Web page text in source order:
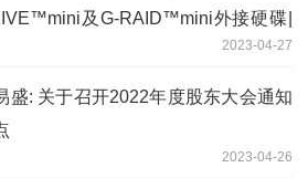
及G-RAID™mini外接硬碟|
2023-04-27
盛: 关于召开2022年度股东大会通知
2023-04-26